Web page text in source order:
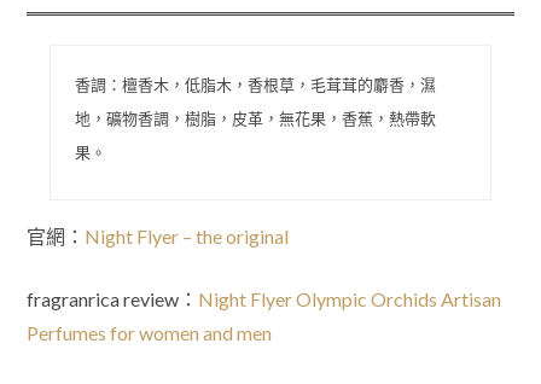
香調：檀香木，低脂木，香根草，毛茸茸的麝香，濕
地，礦物香調，樹脂，皮革，無花果，香蕉，熱帶軟
果。
官網： Night Flyer – the original
fragranrica review： Night Flyer Olympic Orchids Artisan
Perfumes for women and men